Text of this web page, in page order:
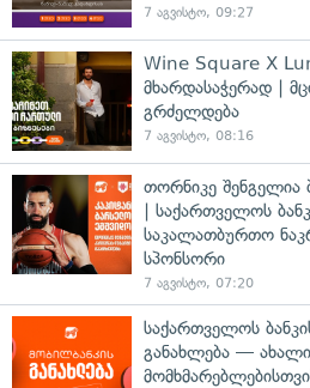
7 აგვისტო, 09:27
Wine Square X
მხარდასაჭერად |
გრძელდება
7 აგვისტო, 08:16
თორნიკე შენგელია
| საქართველოს
საკალათბურთო
სპონსორი
7 აგვისტო, 07:20
საქართველოს
განახლება —